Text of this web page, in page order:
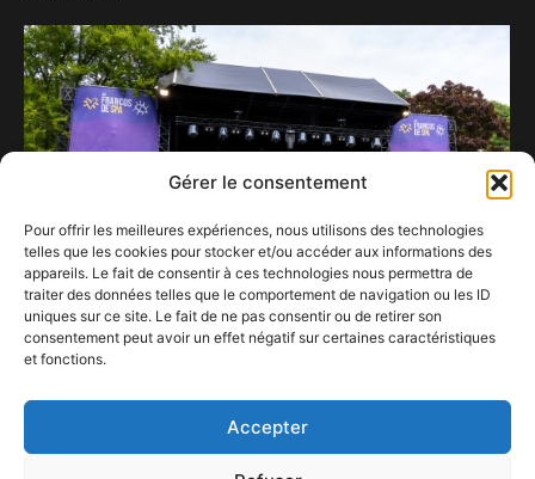
Gérer le consentement
Pour offrir les meilleures expériences, nous utilisons des technologies
telles que les cookies pour stocker et/ou accéder aux informations des
appareils. Le fait de consentir à ces technologies nous permettra de
traiter des données telles que le comportement de navigation ou les ID
uniques sur ce site. Le fait de ne pas consentir ou de retirer son
consentement peut avoir un effet négatif sur certaines caractéristiques
et fonctions.
Accepter
29 juillet 2025